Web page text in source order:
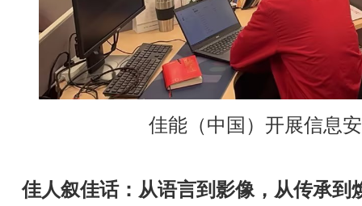
佳能（中国）开展信息
佳人叙佳话：从语言到影像，从传承到